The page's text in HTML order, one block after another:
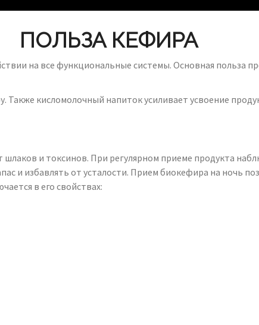
ПОЛЬЗА КЕФИРА
на все функциональные системы. Основная польза
Также кисломолочный напиток усиливает усвоение
и токсинов. При регулярном приеме продукта
и избавлять от усталости. Прием биокефира на ночь
в его свойствах: